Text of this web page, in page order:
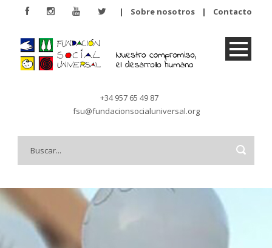
| Sobre nosotros | Contacto
+34 957 65 49 87
fsu@fundacionsocialuniversal.org